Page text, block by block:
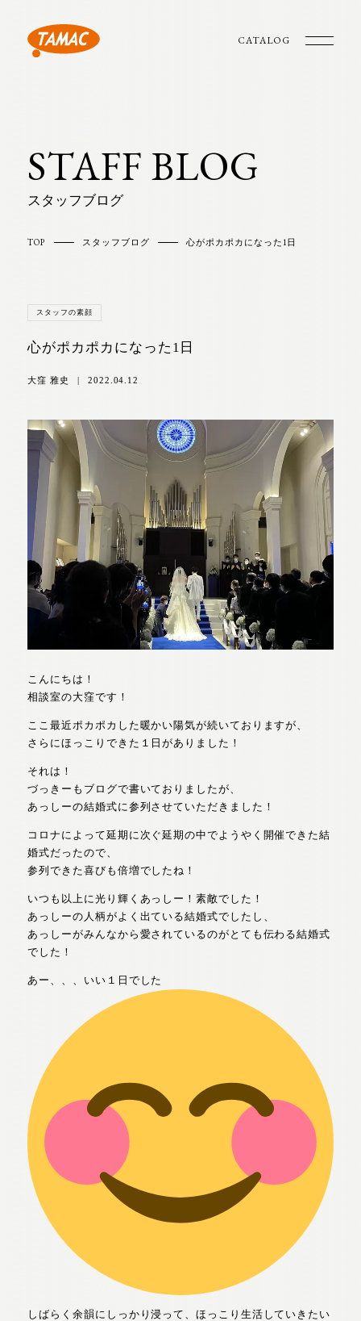
CATALOG
STAFF BLOG
スタッフブログ
TOP スタッフブログ 心がポカポカになった1日
スタッフの素顔
心がポカポカになった1日
大窪 雅史 | 2022.04.12
こんにちは！
相談室の大窪です！
ここ最近ポカポカした暖かい陽気が続いておりますが、
さらにほっこりできた１日がありました！
それは！
づっきーもブログで書いておりましたが、
あっしーの結婚式に参列させていただきました！
コロナによって延期に次ぐ延期の中でようやく開催できた結
婚式だったので、
参列できた喜びも倍増でしたね！
いつも以上に光り輝くあっしー！素敵でした！
あっしーの人柄がよく出ている結婚式でしたし、
あっしーがみんなから愛されているのがとても伝わる結婚式
でした！
あー、、、いい１日でした
しばらく余韻にしっかり浸って、ほっこり生活していきたい